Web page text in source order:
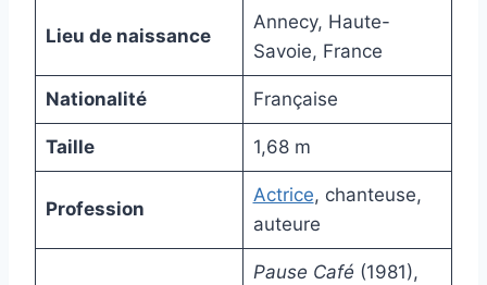
Lieu de naissance
Annecy, Haute-
Savoie, France
Nationalité Française
Taille 1,68 m
Profession
Actrice, chanteuse,
auteure
Pause Café (1981),